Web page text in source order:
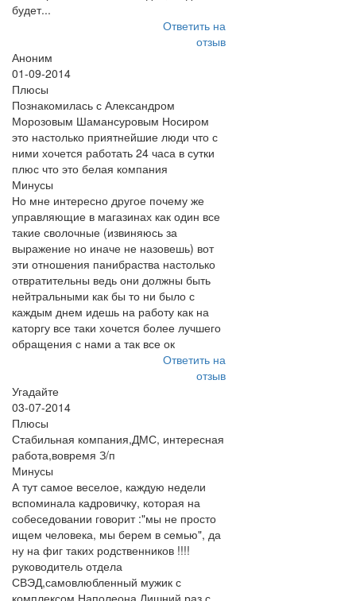
будет...
Ответить на
отзыв
Аноним
01-09-2014
Плюсы
Познакомилась с Александром
Морозовым Шамансуровым Носиром
это настолько приятнейшие люди что с
ними хочется работать 24 часа в сутки
плюс что это белая компания
Минусы
Но мне интересно другое почему же
управляющие в магазинах как один все
такие сволочные (извиняюсь за
выражение но иначе не назовешь) вот
эти отношения панибраства настолько
отвратительны ведь они должны быть
нейтральными как бы то ни было с
каждым днем идешь на работу как на
каторгу все таки хочется более лучшего
обращения с нами а так все ок
Ответить на
отзыв
Угадайте
03-07-2014
Плюсы
Стабильная компания,ДМС, интересная
работа,вовремя З/п
Минусы
А тут самое веселое, каждую недели
вспоминала кадровичку, которая на
собеседовании говорит :"мы не просто
ищем человека, мы берем в семью", да
ну на фиг таких родственников !!!!
руководитель отдела
СВЭД,самовлюбленный мужик с
комплексом Наполеона.Лишний раз с